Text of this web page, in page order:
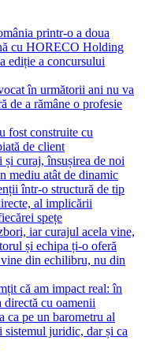
printr-o a doua
cu HORECO Holding
ediție a concursului
în următorii ani nu va
de a rămâne o profesie
fost construite cu
de client
și curaj, însușirea de noi
mediu atât de dinamic
într-o structură de tip
al implicării
spețe
iar curajul acela vine,
și echipa ți-o oferă
din echilibru, nu din
că am impact real: în
directă cu oamenii
ca pe un barometru al
sistemul juridic, dar și ca